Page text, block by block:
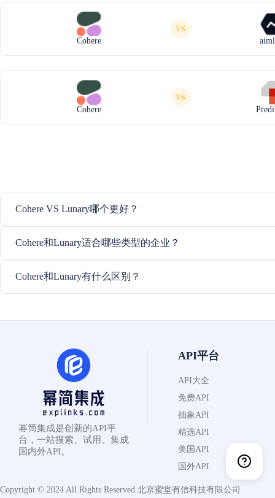
Cohere
VS
Cohere
VS
Cohere VS Lunary哪个更好？
Cohere和Lunary适合哪些类型的企业？
Cohere和Lunary有什么区别？
幂简集成是创新的API平
台，一站搜索、试用、集成
国内外API。
API平台
API大全
免费API
抽象API
精选API
美国API
国外API
Copyright © 2024 All Rights Reserved 北京蜜堂有信科技有限公司